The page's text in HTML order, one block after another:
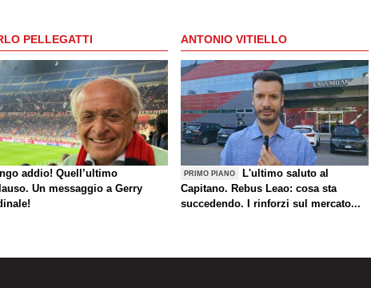
un giorno? Magari. Forza Milan!”
PELLEGATTI
addio! Quell’ultimo
Un messaggio a Gerry
ANTONIO VITIELLO
PRIMO PIANO
L'ultimo saluto al
Capitano. Rebus Leao: cosa sta
succedendo. I rinforzi sul mercato...